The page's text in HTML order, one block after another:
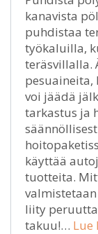
kanavista
puhdistaa
työkaluilla,
teräsvillalla.
voi jäädä
tarkastus ja
käyttää
tuotteita.
liity
takuu!… Lue